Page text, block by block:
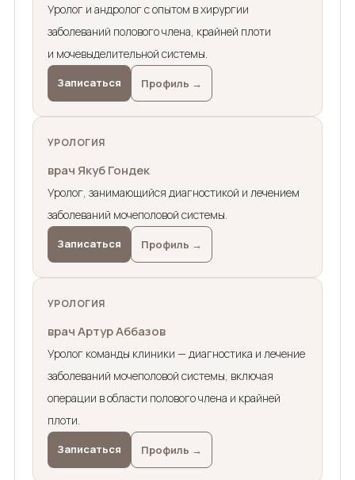
Уролог и андролог с опытом в хирургии
заболеваний полового члена, крайней плоти
и мочевыделительной системы.
Записаться Профиль →
УРОЛОГИЯ
врач Якуб Гондек
Уролог, занимающийся диагностикой и лечением
заболеваний мочеполовой системы.
Записаться Профиль →
УРОЛОГИЯ
врач Артур Аббазов
Уролог команды клиники — диагностика и лечение
заболеваний мочеполовой системы, включая
операции в области полового члена и крайней
плоти.
Записаться Профиль →